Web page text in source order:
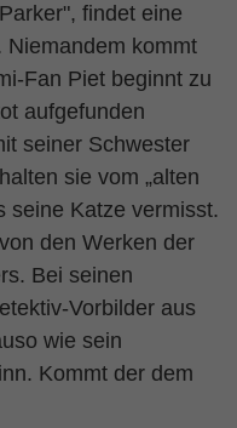
findet eine
Niemandem kommt
Fan Piet beginnt zu
aufgefunden
seiner Schwester
sie vom „alten
seine Katze vermisst.
den Werken der
Bei seinen
Vorbilder aus
wie sein
Kommt der dem